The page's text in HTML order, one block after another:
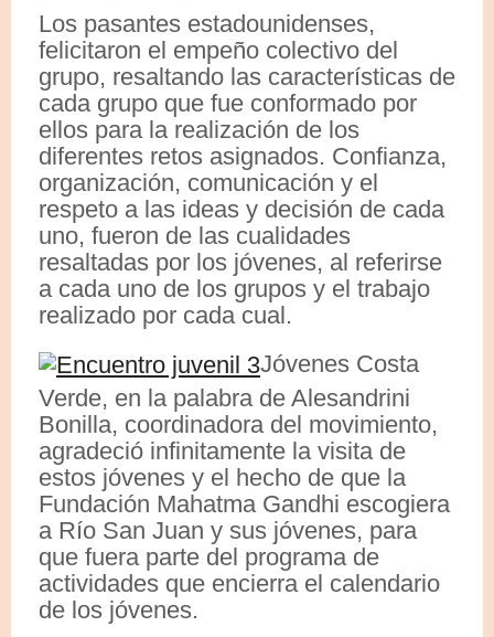
Los pasantes estadounidenses,
felicitaron el empeño colectivo del
grupo, resaltando las características de
cada grupo que fue conformado por
ellos para la realización de los
diferentes retos asignados. Confianza,
organización, comunicación y el
respeto a las ideas y decisión de cada
uno, fueron de las cualidades
resaltadas por los jóvenes, al referirse
a cada uno de los grupos y el trabajo
realizado por cada cual.
Jóvenes Costa
Verde, en la palabra de Alesandrini
Bonilla, coordinadora del movimiento,
agradeció infinitamente la visita de
estos jóvenes y el hecho de que la
Fundación Mahatma Gandhi escogiera
a Río San Juan y sus jóvenes, para
que fuera parte del programa de
actividades que encierra el calendario
de los jóvenes.